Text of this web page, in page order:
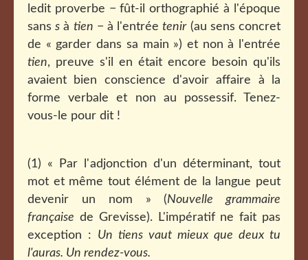
ledit proverbe − fût-il orthographié à l'époque
sanss à tien − à l'entréetenir(au sens concret
de « garder dans sa main ») et non à l'entrée
tien, preuve s'il en était encore besoin qu'ils
avaient bien conscience d'avoir affaire à la
forme verbale et non au possessif. Tenez-
vous-le pour dit !
(1) « Par l'adjonction d'un déterminant, tout
mot et même tout élément de la langue peut
devenir un nom »
(Nouvelle grammaire
française de Grevisse). L'impératif ne fait pas
exception : Un tiens vaut mieux que deux tu
l'auras. Un rendez-vous.